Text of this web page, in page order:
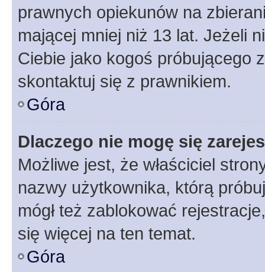
prawnych opiekunów na
mającej mniej niż 13 lat. Jeżeli
Ciebie jako kogoś próbującego
skontaktuj się z prawnikiem.
Góra
Dlaczego nie mogę się
Możliwe jest, że właściciel
nazwy użytkownika, którą
mógł też zablokować
się więcej na ten temat.
Góra